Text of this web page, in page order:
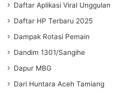
Daftar Aplikasi Viral Unggulan
Daftar HP Terbaru 2025
Dampak Rotasi Pemain
Dandim 1301/Sangihe
Dapur MBG
Dari Huntara Aceh Tamiang